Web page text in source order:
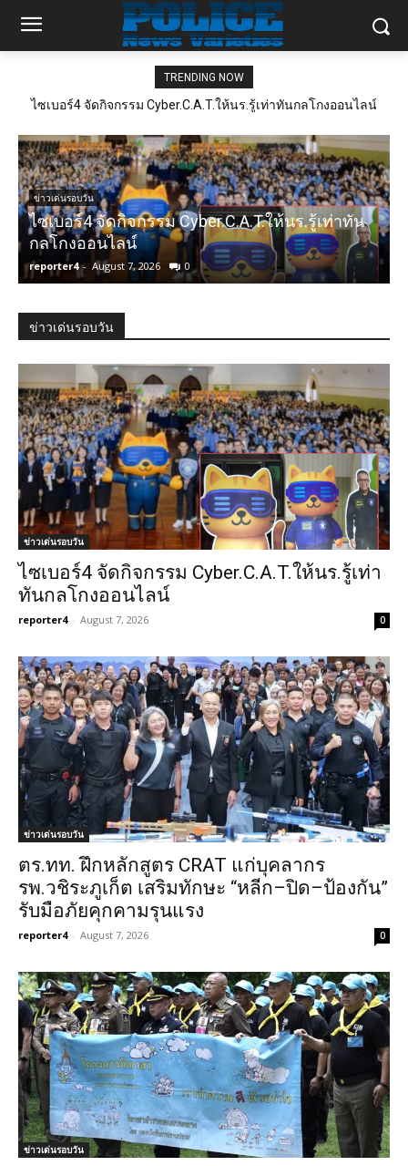
TRENDING NOW
ไซเบอร์4 จัดกิจกรรม Cyber.C.A.T.ให้นร.รู้เท่าทันกลโกงออนไลน์
ข่าวเด่นรอบวัน
ไซเบอร์4 จัดกิจกรรม Cyber.C.A.T.ให้นร.รู้เท่าทัน
กลโกงออนไลน์
reporter4 - August 7, 2026 0
ข่าวเด่นรอบวัน
ข่าวเด่นรอบวัน
ไซเบอร์4 จัดกิจกรรม Cyber.C.A.T.ให้นร.รู้เท่า
ทันกลโกงออนไลน์
reporter4 - August 7, 2026 0
ข่าวเด่นรอบวัน
ตร.ทท. ฝึกหลักสูตร CRAT แก่บุคลากร
รพ.วชิระภูเก็ต เสริมทักษะ “หลีก–ปิด–ป้องกัน”
รับมือภัยคุกคามรุนแรง
reporter4 - August 7, 2026 0
ข่าวเด่นรอบวัน